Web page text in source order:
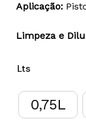
Aplicação:
Limpeza e
Lts
0,75L